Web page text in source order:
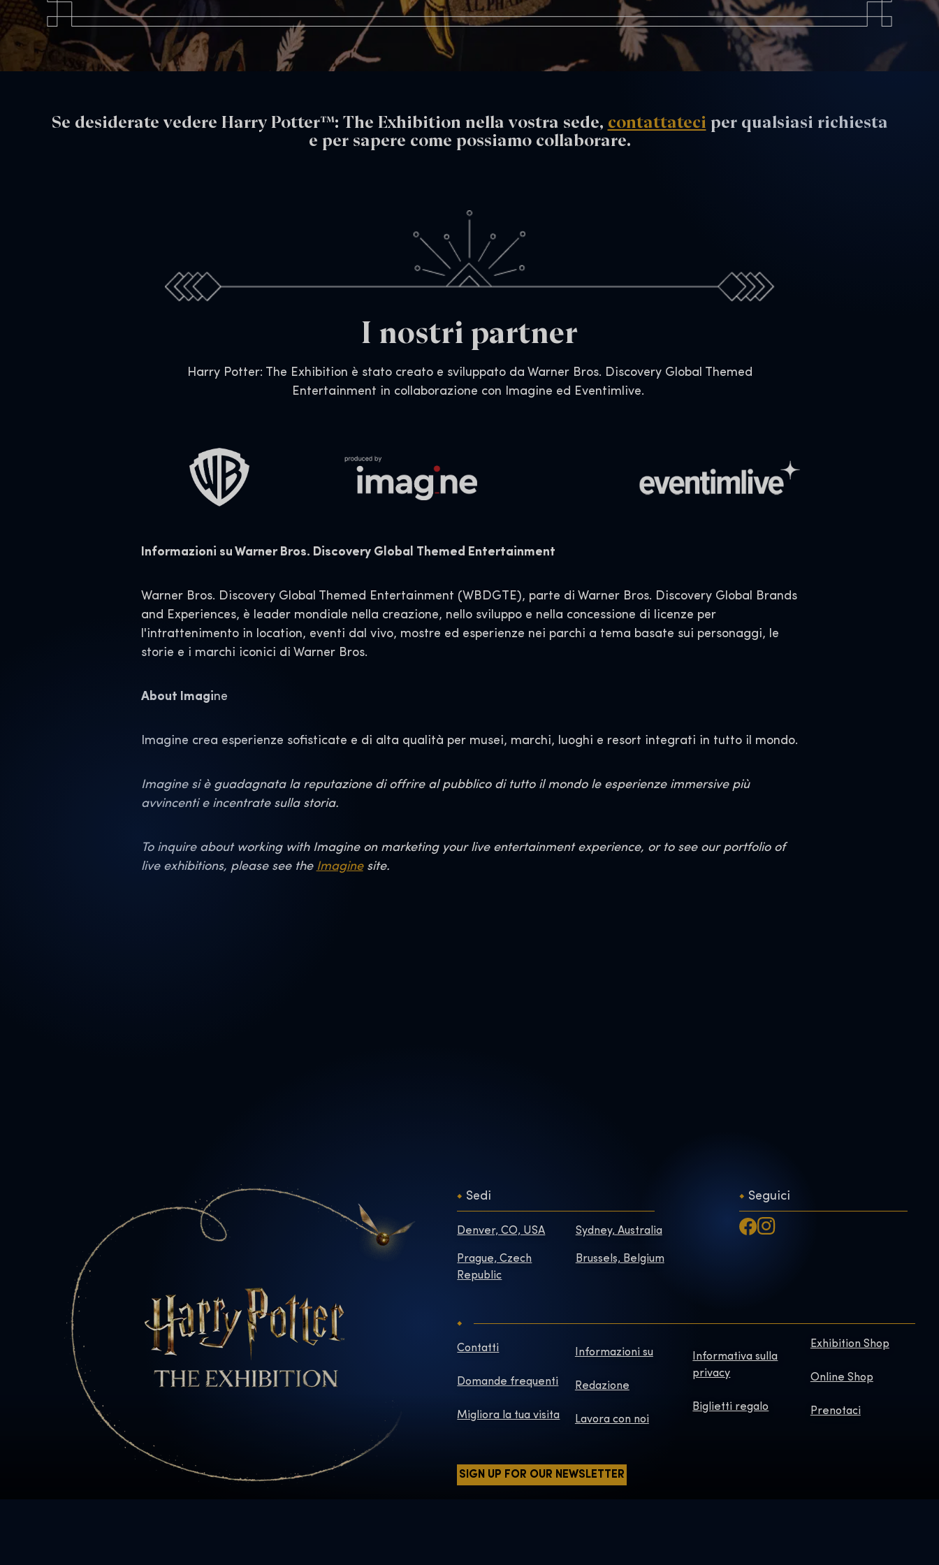
Se desiderate vedere Harry Potter™: The Exhibition nella vostra sede, contattateci per qualsiasi richiesta
e per sapere come possiamo collaborare.
I nostri partner
Harry Potter: The Exhibition è stato creato e sviluppato da Warner Bros. Discovery Global Themed
Entertainment in collaborazione con Imagine ed Eventimlive.
Informazioni su Warner Bros. Discovery Global Themed Entertainment
Warner Bros. Discovery Global Themed Entertainment (WBDGTE), parte di Warner Bros. Discovery Global Brands
and Experiences, è leader mondiale nella creazione, nello sviluppo e nella concessione di licenze per
l'intrattenimento in location, eventi dal vivo, mostre ed esperienze nei parchi a tema basate sui personaggi, le
storie e i marchi iconici di Warner Bros.
About Imagine
Imagine crea esperienze sofisticate e di alta qualità per musei, marchi, luoghi e resort integrati in tutto il mondo.
Imagine si è guadagnata la reputazione di offrire al pubblico di tutto il mondo le esperienze immersive più
avvincenti e incentrate sulla storia.
To inquire about working with Imagine on marketing your live entertainment experience, or to see our portfolio of
live exhibitions, please see the Imaginesite.
Sedi
Denver, CO, USA Sydney, Australia
Prague, Czech
Republic
Brussels, Belgium
Seguici
Contatti
Domande frequenti
Migliora la tua visita
Informazioni su
Redazione
Lavora con noi
Informativa sulla
privacy
Biglietti regalo
Exhibition Shop
Online Shop
Prenotaci
SIGN UP FOR OUR NEWSLETTER